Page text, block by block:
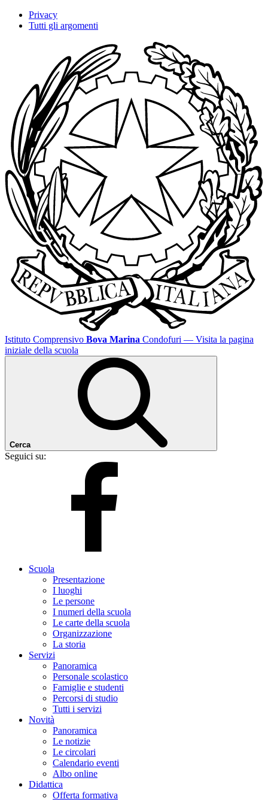
Privacy
Tutti gli argomenti
Istituto Comprensivo Bova Marina Condofuri — Visita la pagina
iniziale della scuola
Cerca
Seguici su:
Scuola
Presentazione
I luoghi
Le persone
I numeri della scuola
Le carte della scuola
Organizzazione
La storia
Servizi
Panoramica
Personale scolastico
Famiglie e studenti
Percorsi di studio
Tutti i servizi
Novità
Panoramica
Le notizie
Le circolari
Calendario eventi
Albo online
Didattica
Offerta formativa